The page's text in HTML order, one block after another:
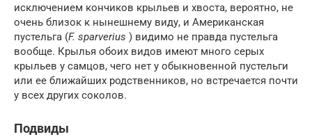
исключением кончиков крыльев и хвоста, вероятно, не
очень близок к нынешнему виду, и Американская
пустельга (F. sparverius ) видимо не правда пустельга
вообще. Крылья обоих видов имеют много серых
крыльев у самцов, чего нет у обыкновенной пустельги
или ее ближайших родственников, но встречается почти
у всех других соколов.
Подвиды